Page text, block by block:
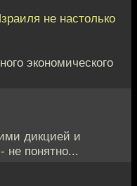
не настолько
экономического
дикцией и
не понятно...